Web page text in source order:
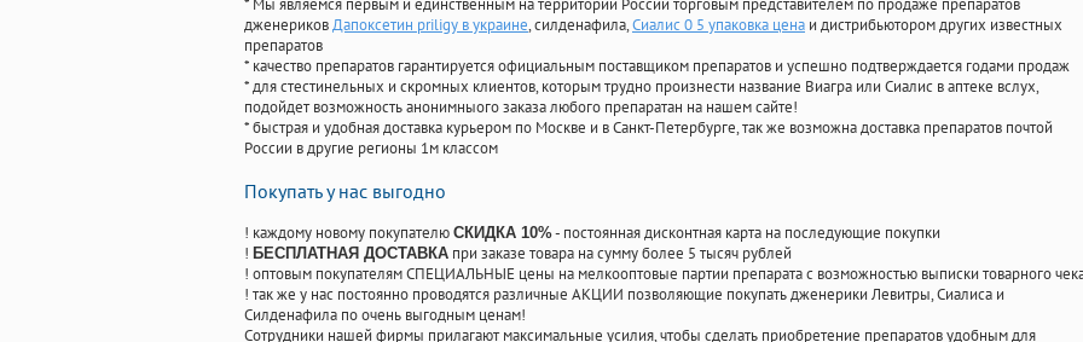
* Мы являемся первым и единственным на территории России торговым представителем по продаже препаратов
дженериковДапоксетин priligy в украине, силденафила,Сиалис 0 5 упаковка цена и дистрибьютором других известных
препаратов
* качество препаратов гарантируется официальным поставщиком препаратов и успешно подтверждается годами продаж
* для стестинельных и скромных клиентов, которым трудно произнести название Виагра или Сиалис в аптеке вслух,
подойдет возможность анонимныого заказа любого препаратан на нашем сайте!
* быстрая и удобная доставка курьером по Москве и в Санкт-Петербурге, так же возможна доставка препаратов почтой
России в другие регионы 1м классом
Покупать у нас выгодно
! каждому новому покупателю СКИДКА 10%- постоянная дисконтная карта на последующие покупки
! БЕСПЛАТНАЯ ДОСТАВКА при заказе товара на сумму более 5 тысяч рублей
! оптовым покупателям СПЕЦИАЛЬНЫЕ цены на мелкооптовые партии препарата с возможностью выписки товарного
! так же у нас постоянно проводятся различные АКЦИИ позволяющие покупать дженерики Левитры, Сиалиса и
Силденафила по очень выгодным ценам!
Cотрудники нашей фирмы прилагают максимальные усилия, чтобы сделать приобретение препаратов удобным для